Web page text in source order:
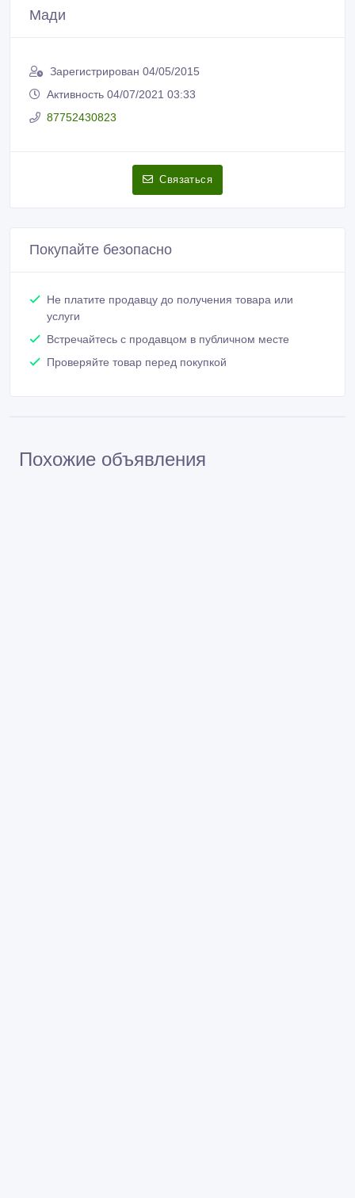
Мади
Зарегистрирован 04/05/2015
Активность 04/07/2021 03:33
87752430823
Связаться
Покупайте безопасно
Не платите продавцу до получения товара или
услуги
Встречайтесь с продавцом в публичном месте
Проверяйте товар перед покупкой
Похожие объявления